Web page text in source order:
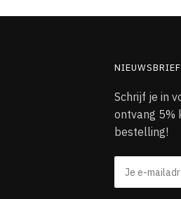
NIEUWSBRIEF
Schrijf je in
ontvang 5%
bestelling!